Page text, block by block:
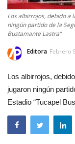
Los albirrojos, debido a
ningún partido de la
Bustamante Lastra”
Editora Febrero
Los albirrojos,
jugaron ningún
Estadio “Tucapel